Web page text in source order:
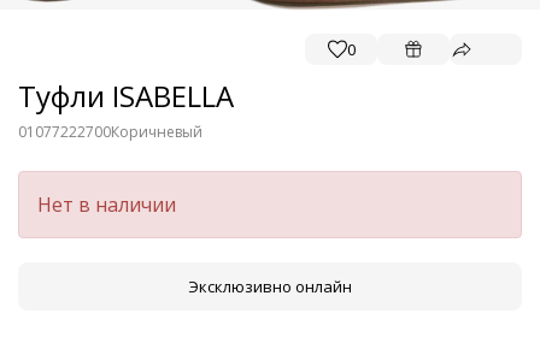
0
Туфли ISABELLA
01077222700Коричневый
Нет в наличии
Эксклюзивно онлайн